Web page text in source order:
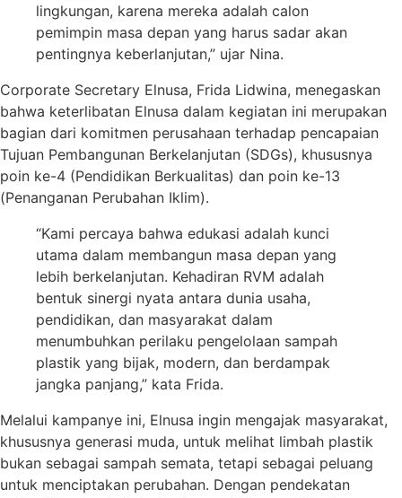
lingkungan, karena mereka adalah calon
pemimpin masa depan yang harus sadar akan
pentingnya keberlanjutan,” ujar Nina.
Corporate Secretary Elnusa, Frida Lidwina, menegaskan
bahwa keterlibatan Elnusa dalam kegiatan ini merupakan
bagian dari komitmen perusahaan terhadap pencapaian
Tujuan Pembangunan Berkelanjutan (SDGs), khususnya
poin ke-4 (Pendidikan Berkualitas) dan poin ke-13
(Penanganan Perubahan Iklim).
“Kami percaya bahwa edukasi adalah kunci
utama dalam membangun masa depan yang
lebih berkelanjutan. Kehadiran RVM adalah
bentuk sinergi nyata antara dunia usaha,
pendidikan, dan masyarakat dalam
menumbuhkan perilaku pengelolaan sampah
plastik yang bijak, modern, dan berdampak
jangka panjang,” kata Frida.
Melalui kampanye ini, Elnusa ingin mengajak masyarakat,
khususnya generasi muda, untuk melihat limbah plastik
bukan sebagai sampah semata, tetapi sebagai peluang
untuk menciptakan perubahan. Dengan pendekatan